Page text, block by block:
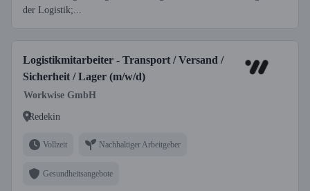
der Logistik;...
Logistikmitarbeiter - Transport / Versand /
Sicherheit / Lager (m/w/d)
Workwise GmbH
Redekin
Vollzeit Nachhaltiger Arbeitgeber
Gesundheitsangebote